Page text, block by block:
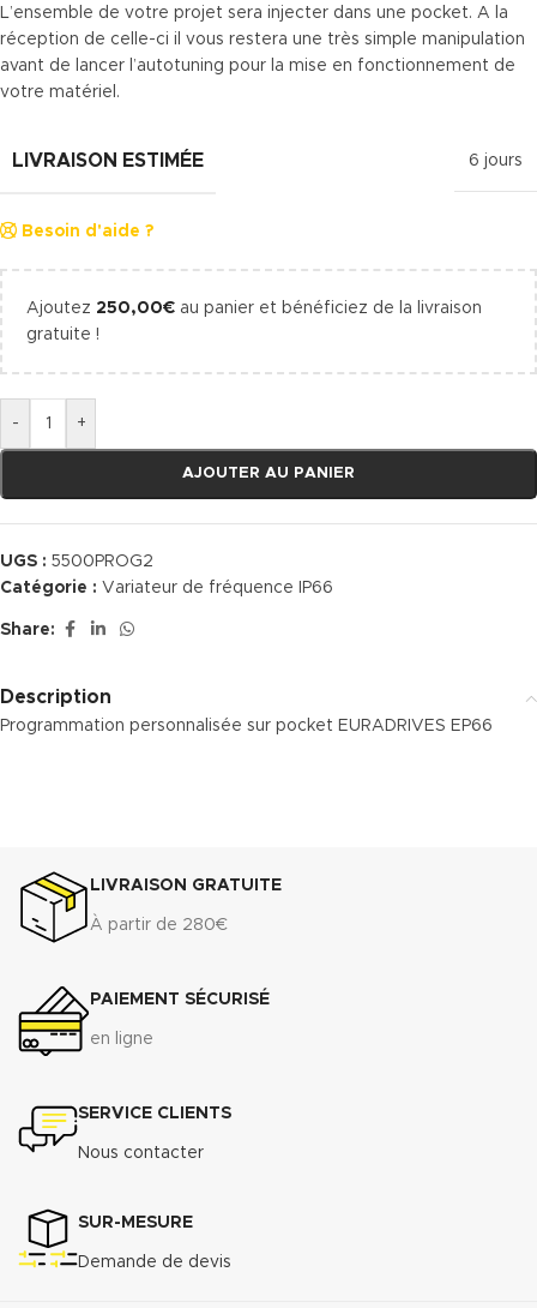
L’ensemble de votre projet sera injecter dans une pocket. A la
réception de celle-ci il vous restera une très simple manipulation
avant de lancer l’autotuning pour la mise en fonctionnement de
votre matériel.
LIVRAISON ESTIMÉE 6 jours
Besoin d'aide ?
Ajoutez 250,00€ au panier et bénéficiez de la livraison
gratuite !
- +
AJOUTER AU PANIER
UGS : 5500PROG2
Catégorie : Variateur de fréquence IP66
Share:
Description
Programmation personnalisée sur pocket EURADRIVES EP66
LIVRAISON GRATUITE
À partir de 280€
PAIEMENT SÉCURISÉ
en ligne
SERVICE CLIENTS
Nous contacter
SUR-MESURE
Demande de devis